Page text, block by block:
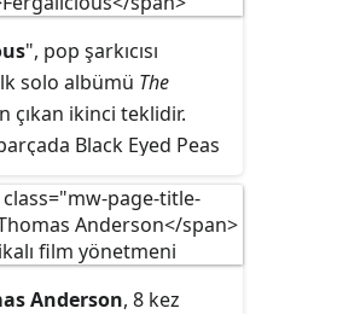
adaylığı ve 10 ödülü
filmiyle Altın
Ödülü'nü
", pop şarkıcısı
solo albümü The
çıkan ikinci teklidir.
Black Eyed Peas
Anderson, 8 kez